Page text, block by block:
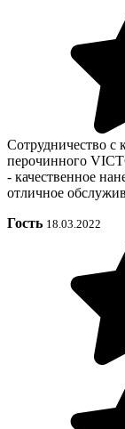
Сотрудничество с
перочинного
- качественное
отличное
Гость 18.03.2022